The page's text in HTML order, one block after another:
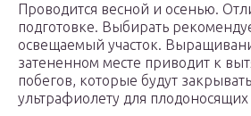
Проводится весной и осенью.
подготовке. Выбирать
освещаемый участок.
затененном месте приводит к
побегов, которые будут
ультрафиолету для плодоносящих